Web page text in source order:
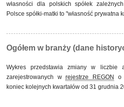
własności dla polskich spółek
Polsce spółki-matki to "własność prywatna
Ogółem w branży (dane
Wykres przedstawia zmiany w liczbie
zarejestrowanych wrejestrze REGON
o
koniec kolejnych kwartałów od 31 grudnia